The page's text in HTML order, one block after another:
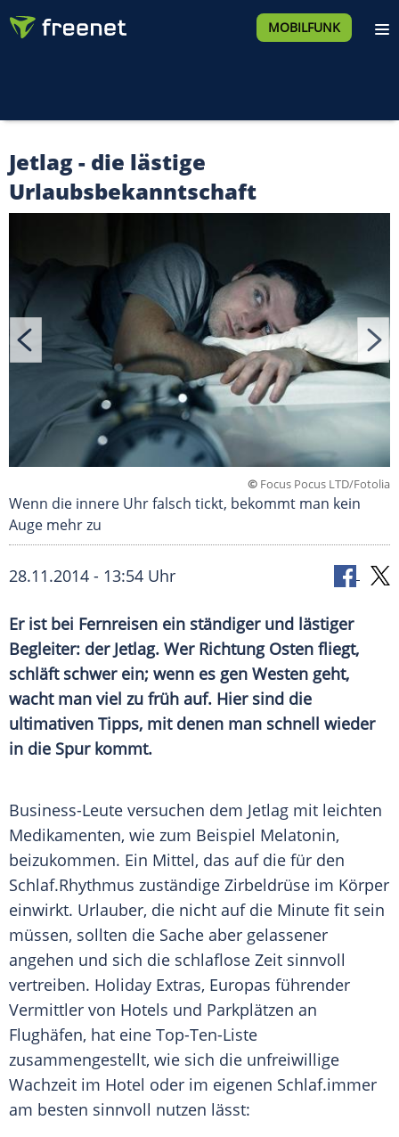
MOBILFUNK
Jetlag - die lästige
Urlaubsbekanntschaft
© Focus Pocus LTD/Fotolia
Wenn die innere Uhr falsch tickt, bekommt man kein
Auge mehr zu
28.11.2014 - 13:54 Uhr
Er ist bei Fernreisen ein ständiger und lästiger
Begleiter: der Jetlag. Wer Richtung Osten fliegt,
schläft schwer ein; wenn es gen Westen geht,
wacht man viel zu früh auf. Hier sind die
ultimativen Tipps, mit denen man schnell wieder
in die Spur kommt.
Business-Leute versuchen dem Jetlag mit leichten
Medikamenten, wie zum Beispiel Melatonin,
beizukommen. Ein Mittel, das auf die für den
Schlaf.Rhythmus zuständige Zirbeldrüse im Körper
einwirkt. Urlauber, die nicht auf die Minute fit sein
müssen, sollten die Sache aber gelassener
angehen und sich die schlaflose Zeit sinnvoll
vertreiben. Holiday Extras, Europas führender
Vermittler von Hotels und Parkplätzen an
Flughäfen, hat eine Top-Ten-Liste
zusammengestellt, wie sich die unfreiwillige
Wachzeit im Hotel oder im eigenen Schlaf.immer
am besten sinnvoll nutzen lässt: